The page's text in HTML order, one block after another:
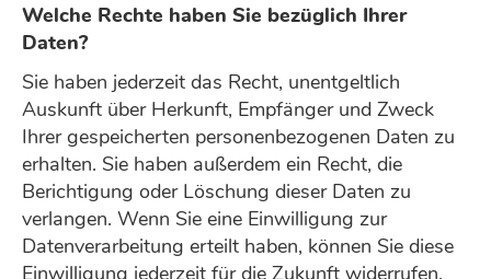
Welche Rechte haben Sie bezüglich Ihrer
Daten?
Sie haben jederzeit das Recht, unentgeltlich
Auskunft über Herkunft, Empfänger und Zweck
Ihrer gespeicherten personenbezogenen Daten zu
erhalten. Sie haben außerdem ein Recht, die
Berichtigung oder Löschung dieser Daten zu
verlangen. Wenn Sie eine Einwilligung zur
Datenverarbeitung erteilt haben, können Sie diese
Einwilligung jederzeit für die Zukunft widerrufen.